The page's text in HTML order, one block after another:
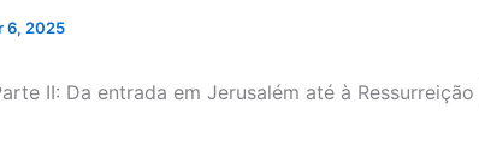
6, 2025
II: Da entrada em Jerusalém até à